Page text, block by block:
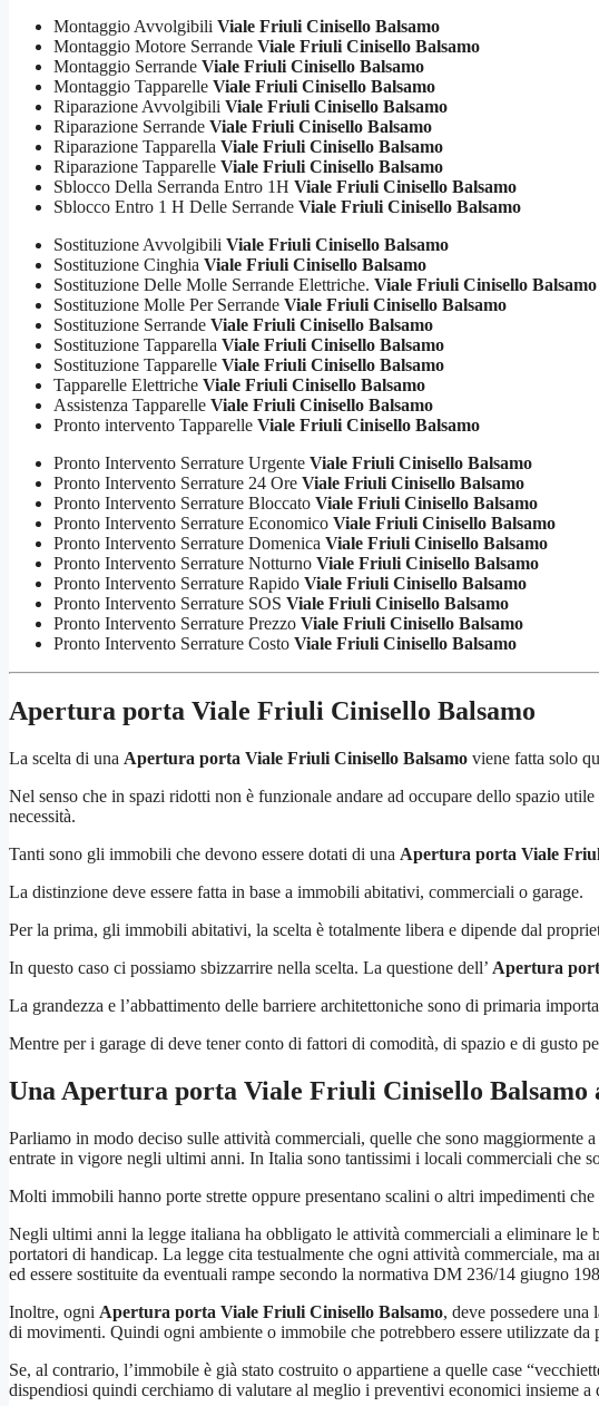
Montaggio Avvolgibili Viale Friuli Cinisello Balsamo
Montaggio Motore Serrande Viale Friuli Cinisello Balsamo
Montaggio Serrande Viale Friuli Cinisello Balsamo
Montaggio Tapparelle Viale Friuli Cinisello Balsamo
Riparazione Avvolgibili Viale Friuli Cinisello Balsamo
Riparazione Serrande Viale Friuli Cinisello Balsamo
Riparazione Tapparella Viale Friuli Cinisello Balsamo
Riparazione Tapparelle Viale Friuli Cinisello Balsamo
Sblocco Della Serranda Entro 1H Viale Friuli Cinisello Balsamo
Sblocco Entro 1 H Delle Serrande Viale Friuli Cinisello Balsamo
Sostituzione Avvolgibili Viale Friuli Cinisello Balsamo
Sostituzione Cinghia Viale Friuli Cinisello Balsamo
Sostituzione Delle Molle Serrande Elettriche. Viale Friuli Cinisello Balsamo
Sostituzione Molle Per Serrande Viale Friuli Cinisello Balsamo
Sostituzione Serrande Viale Friuli Cinisello Balsamo
Sostituzione Tapparella Viale Friuli Cinisello Balsamo
Sostituzione Tapparelle Viale Friuli Cinisello Balsamo
Tapparelle Elettriche Viale Friuli Cinisello Balsamo
Assistenza Tapparelle Viale Friuli Cinisello Balsamo
Pronto intervento Tapparelle Viale Friuli Cinisello Balsamo
Pronto Intervento Serrature Urgente Viale Friuli Cinisello Balsamo
Pronto Intervento Serrature 24 Ore Viale Friuli Cinisello Balsamo
Pronto Intervento Serrature Bloccato Viale Friuli Cinisello Balsamo
Pronto Intervento Serrature Economico Viale Friuli Cinisello Balsamo
Pronto Intervento Serrature Domenica Viale Friuli Cinisello Balsamo
Pronto Intervento Serrature Notturno Viale Friuli Cinisello Balsamo
Pronto Intervento Serrature Rapido Viale Friuli Cinisello Balsamo
Pronto Intervento Serrature SOS Viale Friuli Cinisello Balsamo
Pronto Intervento Serrature Prezzo Viale Friuli Cinisello Balsamo
Pronto Intervento Serrature Costo Viale Friuli Cinisello Balsamo
Apertura porta Viale Friuli Cinisello Balsamo
La scelta di una Apertura porta Viale Friuli Cinisello Balsamo viene fatta solo
Nel senso che in spazi ridotti non è funzionale andare ad occupare dello spazio
necessità.
Tanti sono gli immobili che devono essere dotati di una Apertura porta Viale
La distinzione deve essere fatta in base a immobili abitativi, commerciali o garage.
Per la prima, gli immobili abitativi, la scelta è totalmente libera e dipende dal
In questo caso ci possiamo sbizzarrire nella scelta. La questione dell’ Apertura
La grandezza e l’abbattimento delle barriere architettoniche sono di primaria
Mentre per i garage di deve tener conto di fattori di comodità, di spazio e di gusto
Una Apertura porta Viale Friuli Cinisello Balsamo
Parliamo in modo deciso sulle attività commerciali, quelle che sono maggiormente
entrate in vigore negli ultimi anni. In Italia sono tantissimi i locali commerciali che
Molti immobili hanno porte strette oppure presentano scalini o altri impedimenti
Negli ultimi anni la legge italiana ha obbligato le attività commerciali a eliminare le
portatori di handicap. La legge cita testualmente che ogni attività commerciale,
ed essere sostituite da eventuali rampe secondo la normativa DM 236/14 giugno
Inoltre, ogni Apertura porta Viale Friuli Cinisello Balsamo, deve possedere
di movimenti. Quindi ogni ambiente o immobile che potrebbero essere utilizzate
Se, al contrario, l’immobile è già stato costruito o appartiene a quelle case
dispendiosi quindi cerchiamo di valutare al meglio i preventivi economici insieme